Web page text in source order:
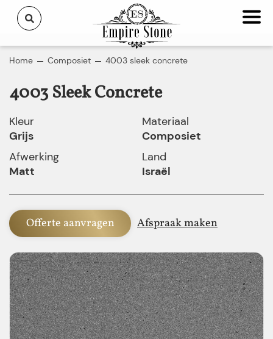
Home Composiet 4003 sleek concrete
4003 Sleek Concrete
Kleur
Grijs
Afwerking
Matt
Materiaal
Composiet
Land
Israël
Offerte aanvragen Afspraak maken